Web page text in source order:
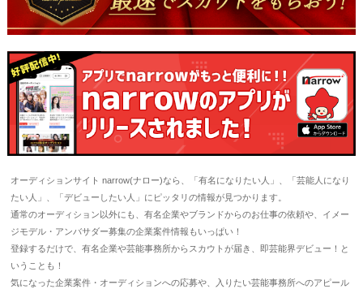
オーディションサイト narrow(ナロー)なら、「有名になりたい人」、「芸能人になり
たい人」、「デビューしたい人」にピッタリの情報が見つかります。
通常のオーディション以外にも、有名企業やブランドからのお仕事の依頼や、イメー
ジモデル・アンバサダー募集の企業案件情報もいっぱい！
登録するだけで、有名企業や芸能事務所からスカウトが届き、即芸能界デビュー！と
いうことも！
気になった企業案件・オーディションへの応募や、入りたい芸能事務所へのアピール